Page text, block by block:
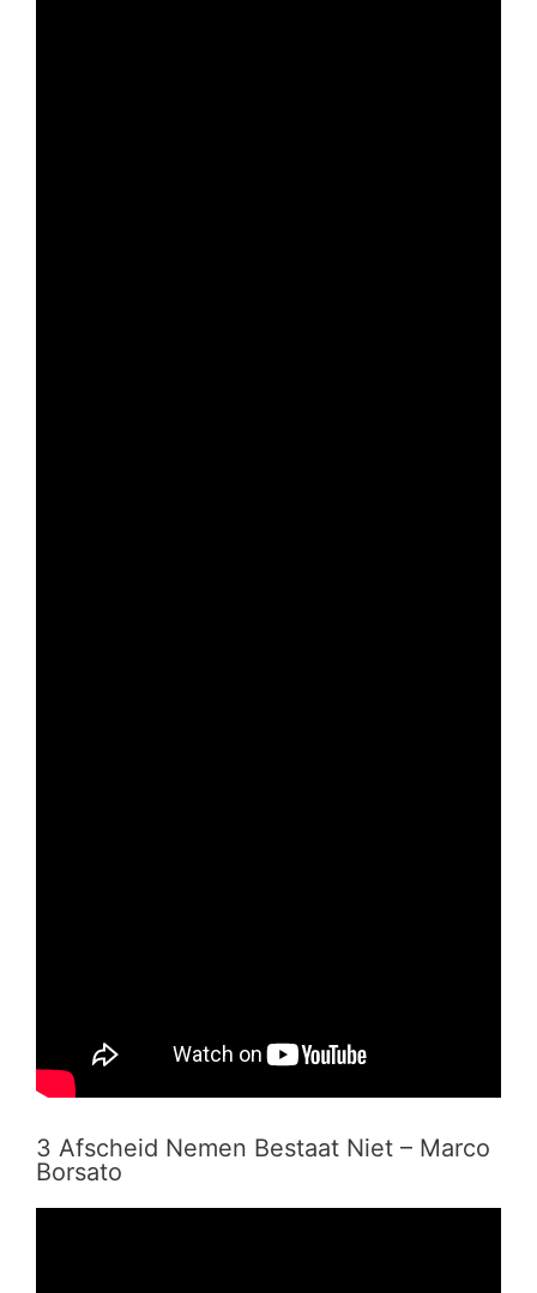
3 Afscheid Nemen Bestaat Niet – Marco
Borsato